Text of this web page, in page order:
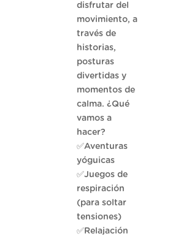
disfrutar del
movimiento, a
través de
historias,
posturas
divertidas y
momentos de
calma. ¿Qué
vamos a
hacer?
✅Aventuras
yóguicas
✅Juegos de
respiración
(para soltar
tensiones)
✅Relajación